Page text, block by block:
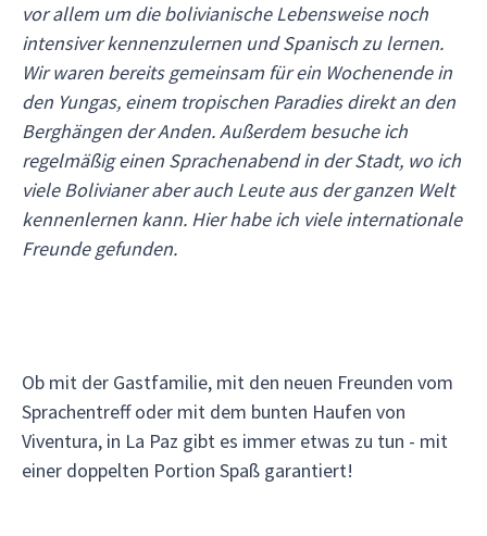
vor allem um die bolivianische Lebensweise noch
intensiver kennenzulernen und Spanisch zu lernen.
Wir waren bereits gemeinsam für ein Wochenende in
den Yungas, einem tropischen Paradies direkt an den
Berghängen der Anden. Außerdem besuche ich
regelmäßig einen Sprachenabend in der Stadt, wo ich
viele Bolivianer aber auch Leute aus der ganzen Welt
kennenlernen kann. Hier habe ich viele internationale
Freunde gefunden.
Ob mit der Gastfamilie, mit den neuen Freunden vom
Sprachentreff oder mit dem bunten Haufen von
Viventura, in La Paz gibt es immer etwas zu tun - mit
einer doppelten Portion Spaß garantiert!